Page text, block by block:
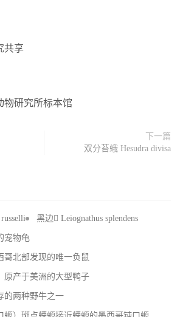
共享
物研究所标本馆
下一篇
双分苔蛾 Hesudra divisa
黑边 Leiognathus splendens
宠物龟
哥北部发现的唯一负鼠
原产于美洲的大型鸭子
的两种野牛之一